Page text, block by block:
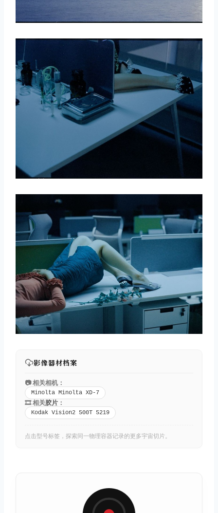
影像器材档案
📷 相关相机：
Minolta Minolta XD-7
🎞️ 相关胶片 ：
Kodak Vision2 500T 5219
点击型号标签，探索同一物理容器记录的更多宇宙切片。